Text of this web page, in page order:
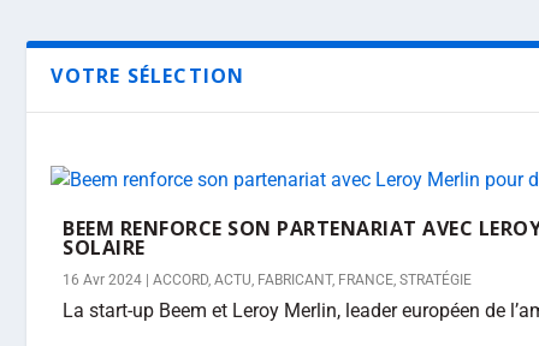
VOTRE SÉLECTION
BEEM RENFORCE SON PARTENARIAT AVEC
SOLAIRE
16 Avr 2024 |ACCORD,ACTU, FABRICANT, FRANCE,STRATÉGIE
La start-up Beem et Leroy Merlin, leader européen de